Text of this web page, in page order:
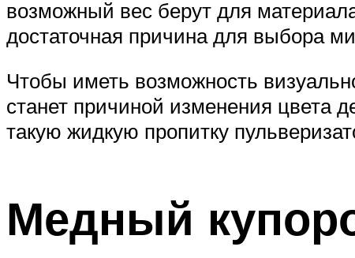
возможный вес берут для
достаточная причина для выбора
Чтобы иметь возможность
станет причиной изменения цвета
такую жидкую пропитку
Медный